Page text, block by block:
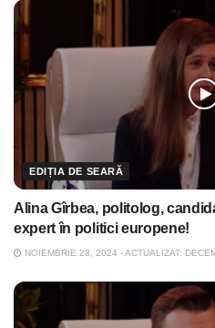
EDIȚIA DE SEARĂ
Alina Gîrbea, politolog,
expert în politici europene!
NOIEMBRIE 28, 2024 - ACTUALIZAT: